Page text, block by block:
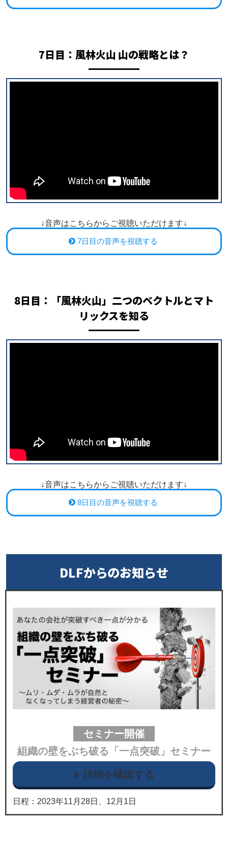
7日目： 風林火山 山の戦略とは？
↓音声はこちらからご視聴いただけます↓
7日目の音声を視聴する
8日目：「風林火山」二つのベクトルとマト
リックスを知る
↓音声はこちらからご視聴いただけます↓
8日目の音声を視聴する
DLFからのお知らせ
セミナー開催
組織の壁をぶち破る「一点突破」セミナー
詳細を確認する
日程：2023年11月28日、12月1日